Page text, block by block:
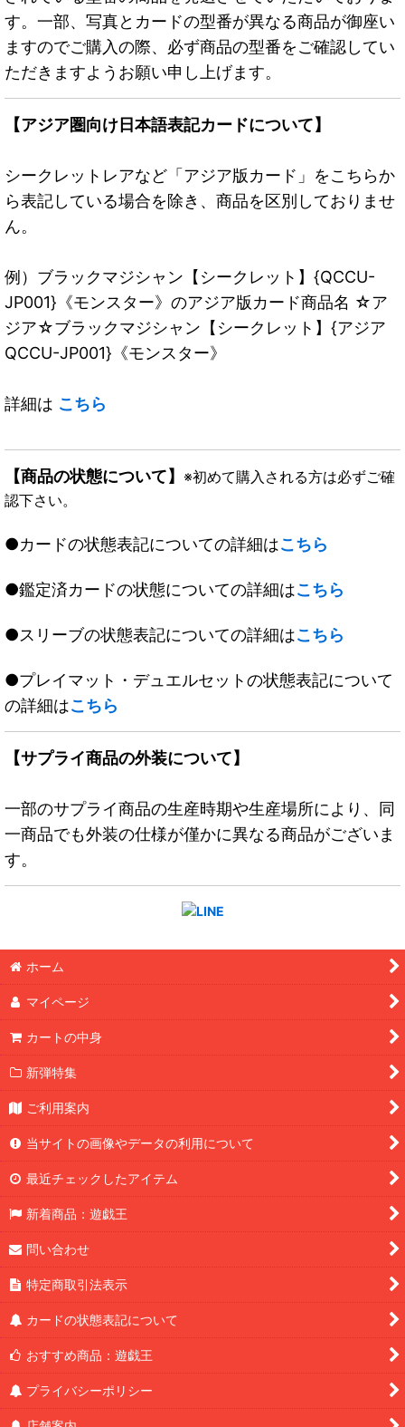
す。一部、写真とカードの型番が異なる商品が御座い
ますのでご購入の際、必ず商品の型番をご確認してい
ただきますようお願い申し上げます。
【アジア圏向け日本語表記カードについて】
シークレットレアなど「アジア版カード」をこちらか
ら表記している場合を除き、商品を区別しておりませ
ん。
例）ブラックマジシャン【シークレット】{QCCU-
JP001}《モンスター》のアジア版カード商品名 ☆ア
ジア☆ブラックマジシャン【シークレット】{アジア
QCCU-JP001}《モンスター》
詳細は こちら
【商品の状態について】 ※初めて購入される方は必ずご確
認下さい。
●カードの状態表記についての詳細はこちら
●鑑定済カードの状態についての詳細はこちら
●スリーブの状態表記についての詳細はこちら
●プレイマット・デュエルセットの状態表記について
の詳細はこちら
【サプライ商品の外装について】
一部のサプライ商品の生産時期や生産場所により、同
一商品でも外装の仕様が僅かに異なる商品がございま
す。
ホーム
マイページ
カートの中身
新弾特集
ご利用案内
当サイトの画像やデータの利用について
最近チェックしたアイテム
新着商品：遊戯王
問い合わせ
特定商取引法表示
カードの状態表記について
おすすめ商品：遊戯王
プライバシーポリシー